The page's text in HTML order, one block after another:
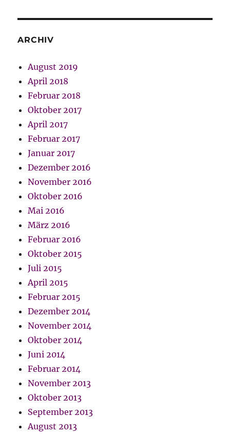
ARCHIV
August 2019
April 2018
Februar 2018
Oktober 2017
April 2017
Februar 2017
Januar 2017
Dezember 2016
November 2016
Oktober 2016
Mai 2016
März 2016
Februar 2016
Oktober 2015
Juli 2015
April 2015
Februar 2015
Dezember 2014
November 2014
Oktober 2014
Juni 2014
Februar 2014
November 2013
Oktober 2013
September 2013
August 2013